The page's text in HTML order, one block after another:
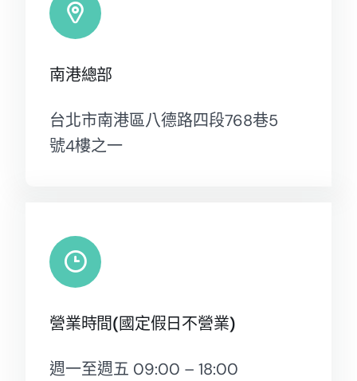
南港總部
台北市南港區八德路四段768巷5
號4樓之一
營業時間(國定假日不營業)
週一至週五 09:00 – 18:00